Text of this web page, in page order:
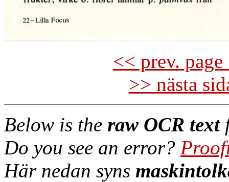
<< prev.
>> nästa
Below is the raw OCR text
Do you see an error?
Här nedan syns